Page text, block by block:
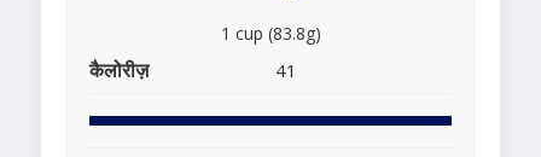
1 cup (83.8g)
कैलोरीज़ 41